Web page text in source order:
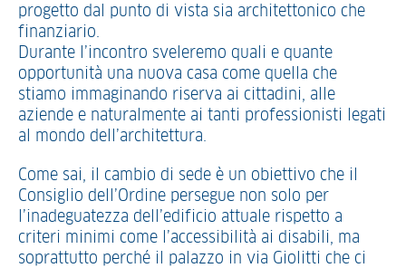
progetto dal punto di vista sia architettonico che
finanziario.
Durante l’incontro sveleremo quali e quante
opportunità una nuova casa come quella che
stiamo immaginando riserva ai cittadini, alle
aziende e naturalmente ai tanti professionisti legati
al mondo dell’architettura.
Come sai, il cambio di sede è un obiettivo che il
Consiglio dell’Ordine persegue non solo per
l’inadeguatezza dell’edificio attuale rispetto a
criteri minimi come l’accessibilità ai disabili, ma
soprattutto perché il palazzo in via Giolitti che ci